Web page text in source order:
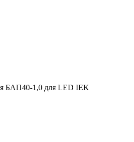
БАП40-1,0 для LED IEK